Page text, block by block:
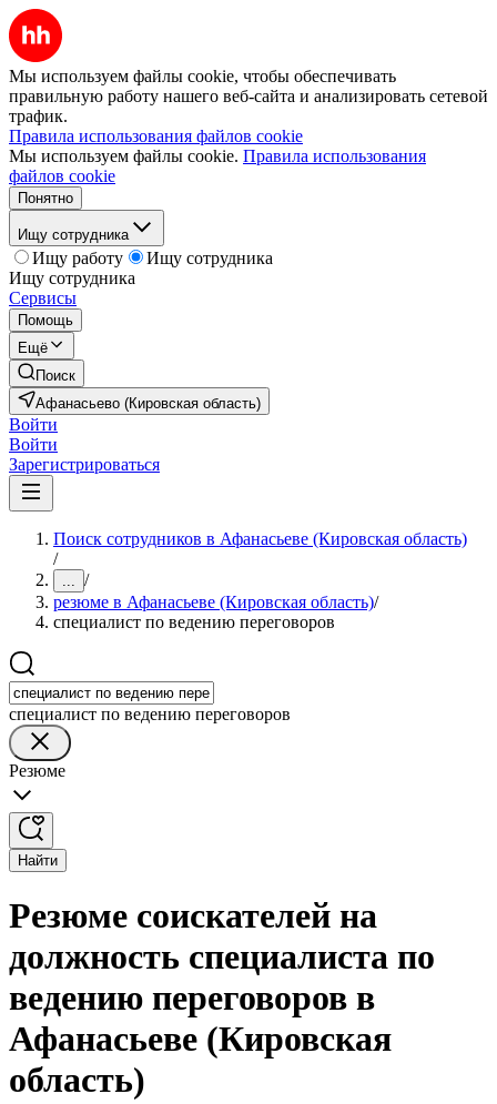
Мы используем файлы cookie, чтобы обеспечивать
правильную работу нашего веб-сайта и анализировать сетевой
трафик.
Правила использования файлов cookie
Мы используем файлы cookie. Правила использования
файлов cookie
Понятно
Ищу сотрудника
Ищу работу
Ищу сотрудника
Ищу сотрудника
Сервисы
Помощь
Ещё
Поиск
Афанасьево (Кировская область)
Войти
Войти
Зарегистрироваться
Поиск сотрудников в Афанасьеве (Кировская область)
/
... /
резюме в Афанасьеве (Кировская область)/
специалист по ведению переговоров
специалист по ведению переговоров
Резюме
Найти
Резюме соискателей на
должность специалиста по
ведению переговоров в
Афанасьеве (Кировская
область)